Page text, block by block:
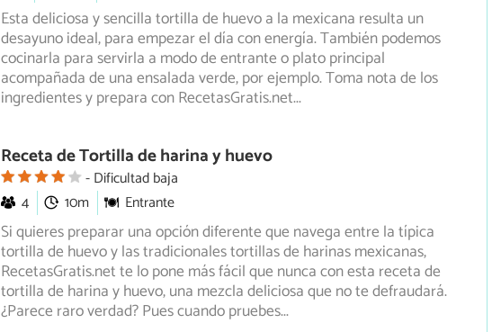
Esta deliciosa y sencilla tortilla de huevo a la mexicana resulta un
desayuno ideal, para empezar el día con energía. También podemos
cocinarla para servirla a modo de entrante o plato principal
acompañada de una ensalada verde, por ejemplo. Toma nota de los
ingredientes y prepara con RecetasGratis.net...
Receta de Tortilla de harina y huevo
Dificultad baja
4
10m Entrante
Si quieres preparar una opción diferente que navega entre la típica
tortilla de huevo y las tradicionales tortillas de harinas mexicanas,
RecetasGratis.nette lo pone más fácil que nunca con esta receta de
tortilla de harina y huevo, una mezcla deliciosa que no te defraudará.
¿Parece raro verdad? Pues cuando pruebes...